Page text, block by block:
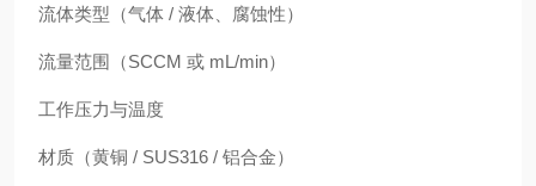
流体类型（气体 / 液体、腐蚀性）
流量范围（SCCM 或 mL/min）
工作压力与温度
材质（黄铜 / SUS316 / 铝合金）